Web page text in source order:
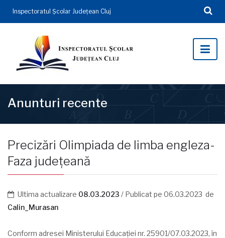
Inspectoratul Şcolar Județean Cluj
Anunturi recente
Precizări Olimpiada de limba engleza-
Faza județeană
Ultima actualizare 08.03.2023 / Publicat pe 06.03.2023 de
Calin_Murasan
Conform adresei Ministerului Educației nr. 25901/07.03.2023, în